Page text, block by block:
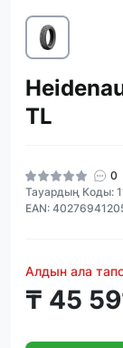
TL
0
Тауардың Коды:
EAN:
Алдын ала
₸ 45